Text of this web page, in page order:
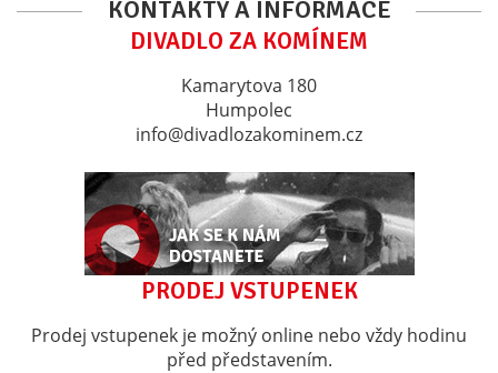
KONTAKTY A INFORMACE
DIVADLO ZA KOMÍNEM
Kamarytova 180
Humpolec
info@divadlozakominem.cz
PRODEJ VSTUPENEK
Prodej vstupenek je možný online nebo vždy hodinu
před představením.